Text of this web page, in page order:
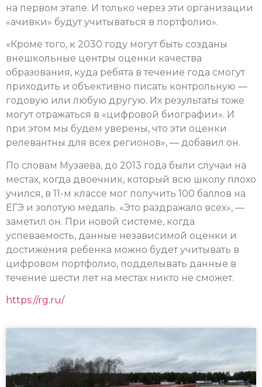
на первом этапе. И только через эти организации
«ачивки» будут учитываться в портфолио».
«Кроме того, к 2030 году могут быть созданы
внешкольные центры оценки качества
образования, куда ребята в течение года смогут
приходить и объективно писать контрольную —
годовую или любую другую. Их результаты тоже
могут отражаться в «цифровой биографии». И
при этом мы будем уверены, что эти оценки
релевантны для всех регионов», — добавил он.
По словам Музаева, до 2013 года были случаи на
местах, когда двоечник, который всю школу плохо
учился, в 11-м классе мог получить 100 баллов на
ЕГЭ и золотую медаль. «Это раздражало всех», —
заметил он. При новой системе, когда
успеваемость, данные независимой оценки и
достижения ребенка можно будет учитывать в
цифровом портфолио, подделывать данные в
течение шести лет на местах никто не сможет.
https://rg.ru/